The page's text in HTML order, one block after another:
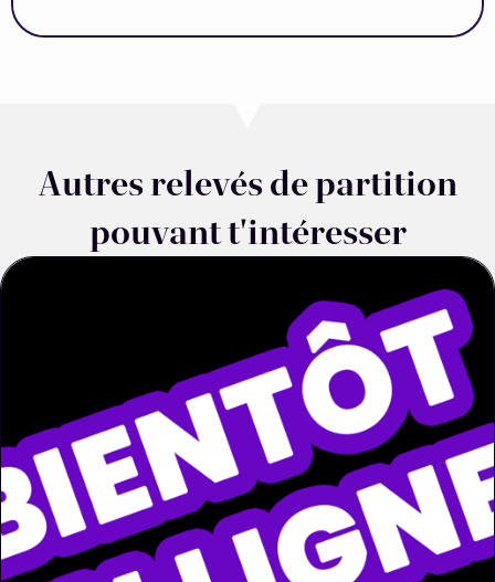
Autres relevés de partition
pouvant t'intéresser